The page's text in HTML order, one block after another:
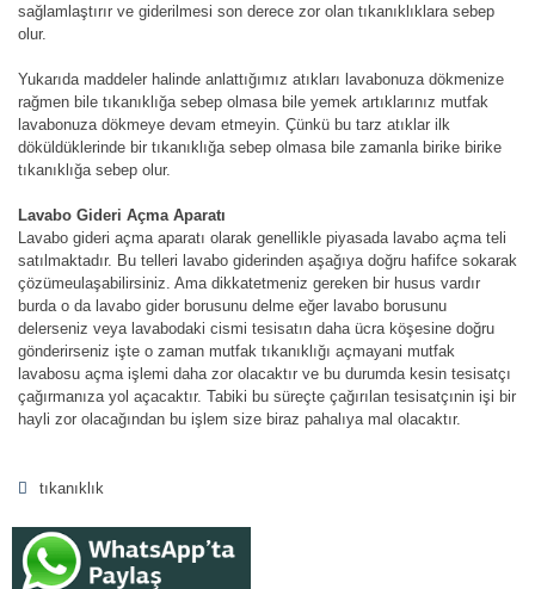
sağlamlaştırır ve giderilmesi son derece zor olan tıkanıklıklara sebep
olur.
Yukarıda maddeler halinde anlattığımız atıkları lavabonuza dökmenize
rağmen bile tıkanıklığa sebep olmasa bile yemek artıklarınız mutfak
lavabonuza dökmeye devam etmeyin. Çünkü bu tarz atıklar ilk
döküldüklerinde bir tıkanıklığa sebep olmasa bile zamanla birike birike
tıkanıklığa sebep olur.
Lavabo Gideri Açma Aparatı
Lavabo gideri açma aparatı olarak genellikle piyasada lavabo açma teli
satılmaktadır. Bu telleri lavabo giderinden aşağıya doğru hafifce sokarak
çözümeulaşabilirsiniz. Ama dikkatetmeniz gereken bir husus vardır
burda o da lavabo gider borusunu delme eğer lavabo borusunu
delerseniz veya lavabodaki cismi tesisatın daha ücra köşesine doğru
gönderirseniz işte o zaman mutfak tıkanıklığı açmayani mutfak
lavabosu açma işlemi daha zor olacaktır ve bu durumda kesin tesisatçı
çağırmanıza yol açacaktır. Tabiki bu süreçte çağırılan tesisatçınin işi bir
hayli zor olacağından bu işlem size biraz pahalıya mal olacaktır.
tıkanıklık